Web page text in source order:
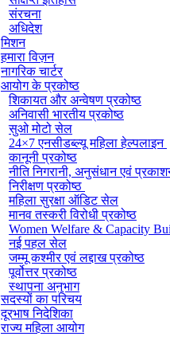
संरचना
अधिदेश
मिशन
हमारा विज़न
नागरिक चार्टर
आयोग के प्रकोष्ठ
शिकायत और अन्वेषण प्रकोष्ठ
अनिवासी भारतीय प्रकोष्ठ
सुओ मोटो सेल
24×7 एनसीडब्ल्यू महिला हेल्पलाइन
कानूनी प्रकोष्ठ
नीति निगरानी, ​​अनुसंधान एवं
निरीक्षण प्रकोष्ठ
महिला सुरक्षा ऑडिट सेल
मानव तस्करी विरोधी प्रकोष्ठ
Women Welfare & Capacity
नई पहल सेल
जम्मू कश्मीर एवं लद्दाख प्रकोष्ठ
पूर्वोत्तर प्रकोष्ठ
स्थापना अनुभाग
व्यवस्थापक अनुभाग (सामान्य)
सूचना का अधिकार प्रकोष्ठ
राजभाषा प्रकोष्ठ
सदस्यों का परिचय
दूरभाष निदेशिका
राज्य महिला आयोग